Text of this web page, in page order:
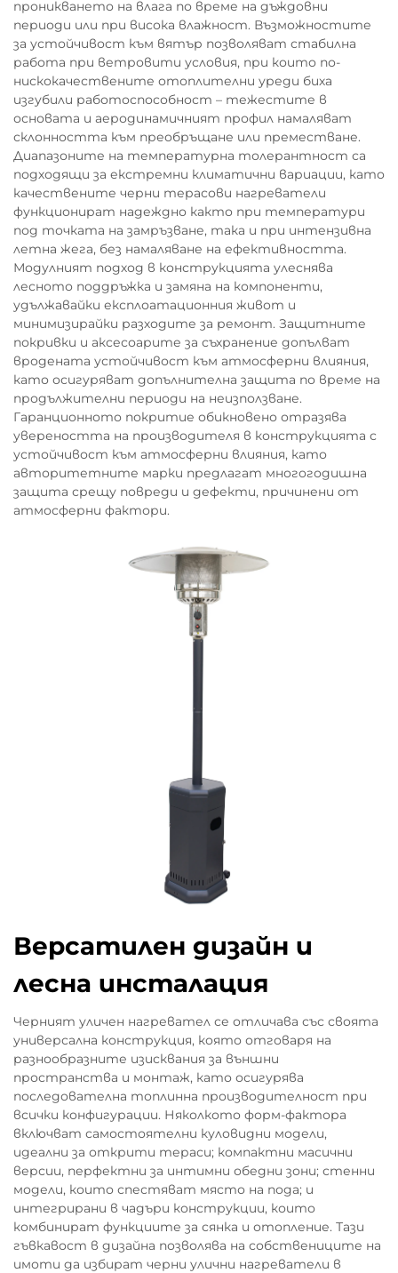
проникването на влага по време на дъждовни
периоди или при висока влажност. Възможностите
за устойчивост към вятър позволяват стабилна
работа при ветровити условия, при които по-
нискокачествените отоплителни уреди биха
изгубили работоспособност – тежестите в
основата и аеродинамичният профил намаляват
склонността към преобръщане или преместване.
Диапазоните на температурна толерантност са
подходящи за екстремни климатични вариации, като
качествените черни терасови нагреватели
функционират надеждно както при температури
под точката на замръзване, така и при интензивна
летна жега, без намаляване на ефективността.
Модулният подход в конструкцията улеснява
лесното поддръжка и замяна на компоненти,
удължавайки експлоатационния живот и
минимизирайки разходите за ремонт. Защитните
покривки и аксесоарите за съхранение допълват
вродената устойчивост към атмосферни влияния,
като осигуряват допълнителна защита по време на
продължителни периоди на неизползване.
Гаранционното покритие обикновено отразява
увереността на производителя в конструкцията с
устойчивост към атмосферни влияния, като
авторитетните марки предлагат многогодишна
защита срещу повреди и дефекти, причинени от
атмосферни фактори.
Версатилен дизайн и
лесна инсталация
Черният уличен нагревател се отличава със своята
универсална конструкция, която отговаря на
разнообразните изисквания за външни
пространства и монтаж, като осигурява
последователна топлинна производителност при
всички конфигурации. Няколкото форм-фактора
включват самостоятелни куловидни модели,
идеални за открити тераси; компактни масични
версии, перфектни за интимни обедни зони; стенни
модели, които спестяват място на пода; и
интегрирани в чадъри конструкции, които
комбинират функциите за сянка и отопление. Тази
гъвкавост в дизайна позволява на собствениците на
имоти да избират черни улични нагреватели в